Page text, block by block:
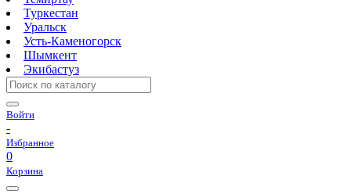
Туркестан
Уральск
Усть-Каменогорск
Шымкент
Экибастуз
Войти
-
Избранное
0
Корзина